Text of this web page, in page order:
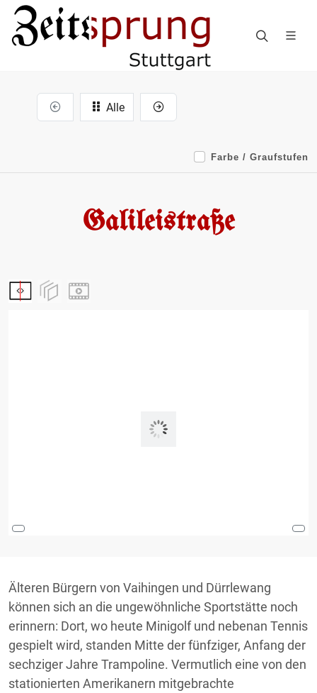
Alle
Farbe / Graufstufen
Galileistraße
Älteren Bürgern von Vaihingen und Dürrlewang
können sich an die ungewöhnliche Sportstätte noch
erinnern: Dort, wo heute Minigolf und nebenan Tennis
gespielt wird, standen Mitte der fünfziger, Anfang der
sechziger Jahre Trampoline. Vermutlich eine von den
stationierten Amerikanern mitgebrachte